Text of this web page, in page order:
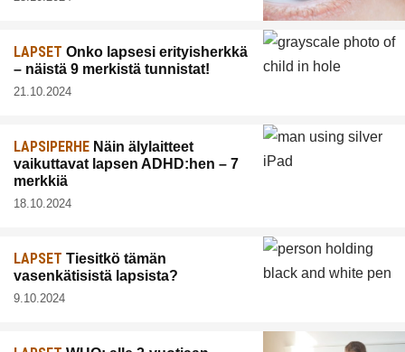
LAPSET Onko lapsesi erityisherkkä
– näistä 9 merkistä tunnistat!
21.10.2024
LAPSIPERHE Näin älylaitteet
vaikuttavat lapsen ADHD:hen – 7
merkkiä
18.10.2024
LAPSET Tiesitkö tämän
vasenkätisistä lapsista?
9.10.2024